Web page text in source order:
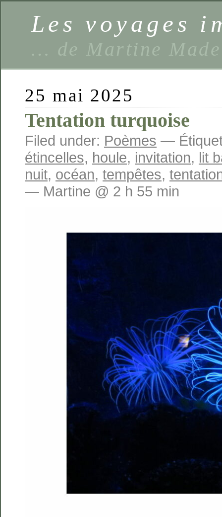
Les voyages
… de Martine
25 mai 2025
Tentation turquoise
Filed under: Poèmes —
étincelles, houle, invitation, lit
nuit, océan, tempêtes,
— Martine @ 2 h 55 min